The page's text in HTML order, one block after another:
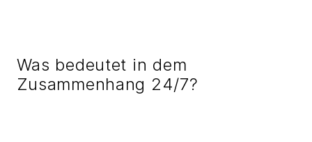
Was bedeutet in dem
Zusammenhang 24/7?